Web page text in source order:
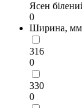
Ясен
0
Ширина, мм
316
0
330
0